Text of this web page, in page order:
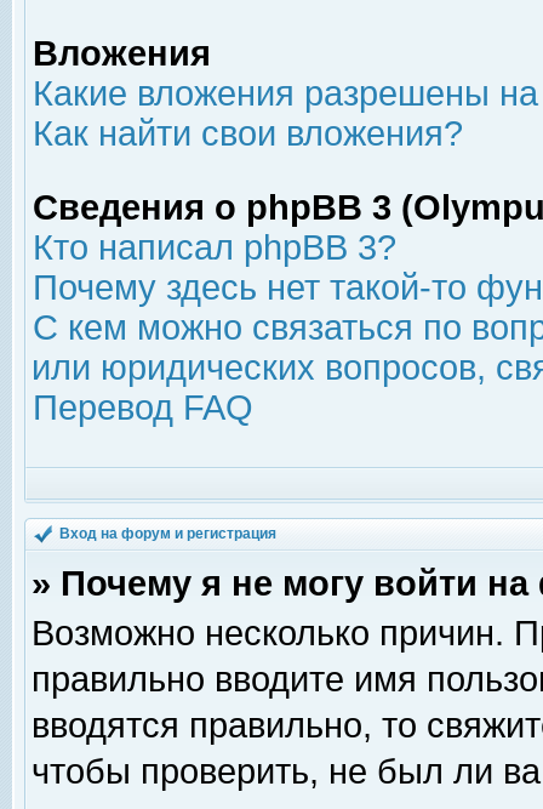
Вложения
Какие вложения разрешены
Как найти свои вложения?
Сведения о phpBB 3
Кто написал phpBB 3?
Почему здесь нет такой-то
С кем можно связаться по
или юридических вопросов,
Перевод FAQ
Вход на форум и регистрация
» Почему я не могу войти
Возможно несколько причин.
правильно вводите имя
вводятся правильно, то
чтобы проверить, не был ли